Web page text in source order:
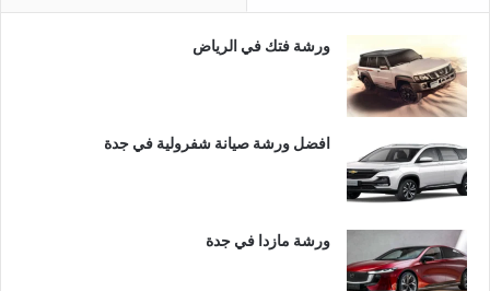
ورشة فتك في الرياض
افضل ورشة صيانة شفرولية في جدة
ورشة مازدا في جدة